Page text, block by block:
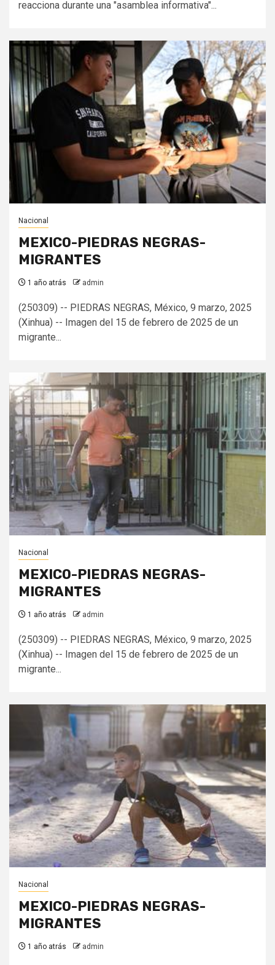
reacciona durante una "asamblea informativa"...
Nacional
MEXICO-PIEDRAS NEGRAS-
MIGRANTES
1 año atrás admin
(250309) -- PIEDRAS NEGRAS, México, 9 marzo, 2025
(Xinhua) -- Imagen del 15 de febrero de 2025 de un
migrante...
Nacional
MEXICO-PIEDRAS NEGRAS-
MIGRANTES
1 año atrás admin
(250309) -- PIEDRAS NEGRAS, México, 9 marzo, 2025
(Xinhua) -- Imagen del 15 de febrero de 2025 de un
migrante...
Nacional
MEXICO-PIEDRAS NEGRAS-
MIGRANTES
1 año atrás admin